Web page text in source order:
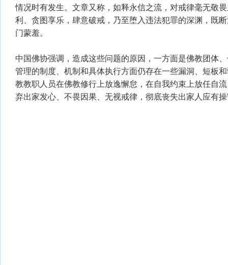
情况时有发生。文章又称，如释永信之流，对戒律毫无敬
利、贪图享乐，肆意破戒，乃至堕入违法犯罪的深渊，既
门蒙羞。
中国佛协强调，造成这些问题的原因，一方面是佛教团体
管理的制度、机制和具体执行方面仍存在一些漏洞、短板
教教职人员在佛教修行上放逸懈怠，在自我约束上放任自
弃出家发心、不畏因果、无视戒律，彻底丧失出家人应有